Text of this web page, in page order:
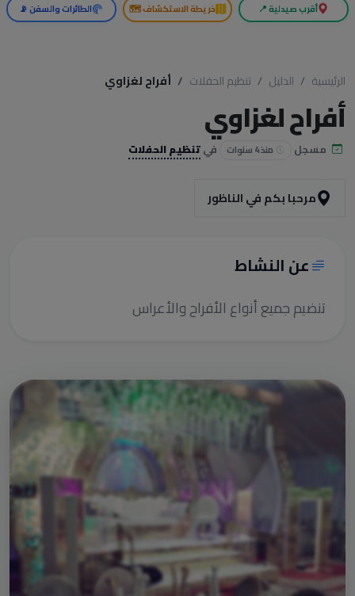
أقرب صيدلية 📍 خريطة الاستكشاف 🗺️ الطائرات والسفن 📡
الرئيسية الدليل تنظيم الحفلات أفراح لغزاوي
أفراح لغزاوي
مسجل منذ 4 سنوات فيتنظيم الحفلات
مرحبا بكم في الناظور
عن النشاط
تنضيم جميع أنواع الأفراح والأعراس